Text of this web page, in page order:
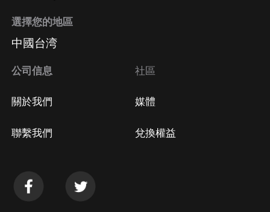
選擇您的地區
中國台湾
公司信息
關於我們
聯繫我們
社區
媒體
兌換權益